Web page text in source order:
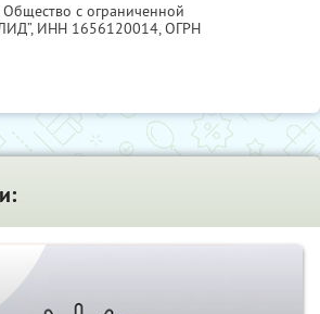
Общество с ограниченной
ИНН 1656120014, ОГРН